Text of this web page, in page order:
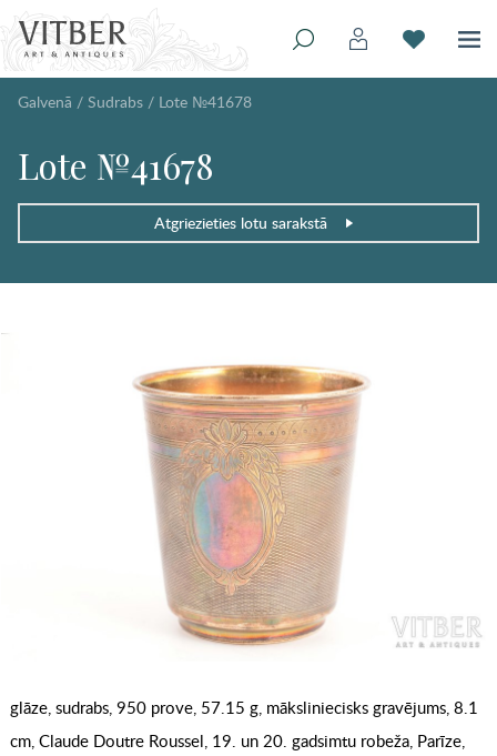
Galvenā / Sudrabs / Lote №41678
Lote №41678
Atgriezieties lotu sarakstā
glāze, sudrabs, 950 prove, 57.15 g, māksliniecisks gravējums, 8.1
cm, Claude Doutre Roussel, 19. un 20. gadsimtu robeža, Parīze,